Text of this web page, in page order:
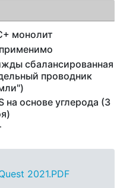
монолит
сбалансированная
проводник
на основе углерода (3
2021.PDF